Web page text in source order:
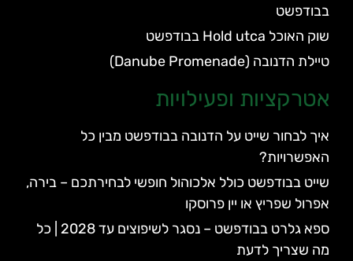
בבודפשט
שוק האוכל Hold utca בבודפשט
טיילת הדנובה (Danube Promenade)
אטרקציות ופעילויות
איך לבחור שייט על הדנובה בבודפשט מבין כל
האפשרויות?
שייט בבודפשט כולל אלכוהול חופשי לבחירתכם – בירה,
אפרול שפריץ או יין פרוסקו
ספא גלרט בבודפשט – נסגר לשיפוצים עד 2028 | כל
מה שצריך לדעת